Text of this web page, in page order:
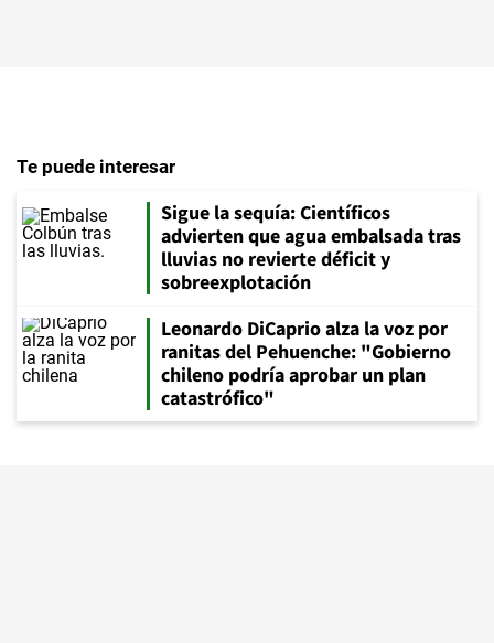
Te puede interesar
Sigue la sequía: Científicos
advierten que agua embalsada tras
lluvias no revierte déficit y
sobreexplotación
Leonardo DiCaprio alza la voz por
ranitas del Pehuenche: "Gobierno
chileno podría aprobar un plan
catastrófico"